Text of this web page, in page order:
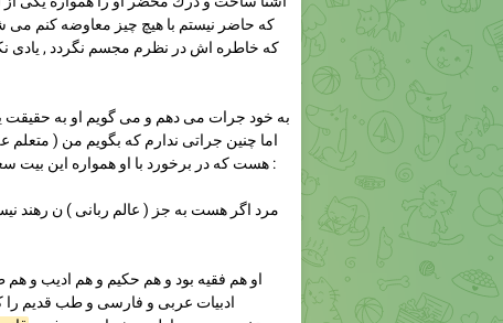
كه حاضر نيستم با هيچ چيز معاوضه كنم
كه خاطره اش در نظرم مجسم نگردد , يادى
هست كه در برخورد با او همواره اين بيت سعدى در ذهنم جان مى گرفت :
ادبيات عربى و فارسى و طب قديم